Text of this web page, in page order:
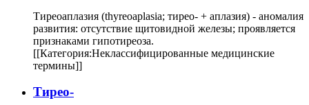
Тиреоаплазия (thyreoaplasia; тирео- + аплазия) - аномалия
развития: отсутствие щитовидной железы; проявляется
признаками гипотиреоза.
[[Категория:Неклассифицированные медицинские
термины]]
Тирео-